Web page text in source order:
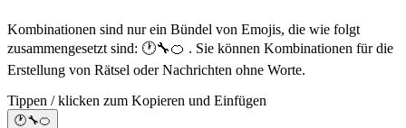
Kombinationen sind nur ein Bündel von Emojis, die wie folgt
zusammengesetzt sind: 🕐🔧🍊 . Sie können Kombinationen für die
Erstellung von Rätsel oder Nachrichten ohne Worte.
Tippen / klicken zum Kopieren und Einfügen
🕐🔧🍊